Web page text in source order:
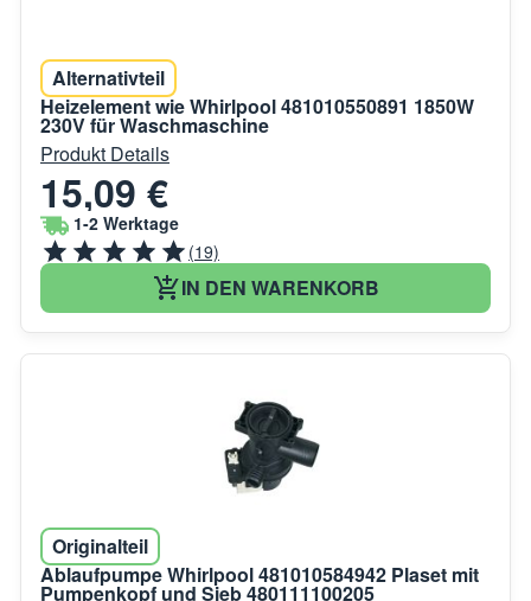
Alternativteil
Heizelement wie Whirlpool 481010550891 1850W
230V für Waschmaschine
Produkt Details
15,09 €
1-2 Werktage
(19)
IN DEN WARENKORB
Originalteil
Ablaufpumpe Whirlpool 481010584942 Plaset mit
Pumpenkopf und Sieb 480111100205